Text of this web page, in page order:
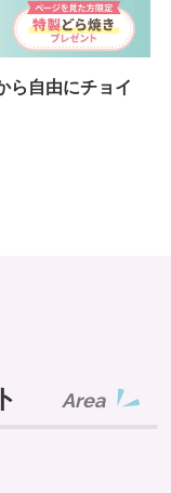
ら自由にチョイ
Area